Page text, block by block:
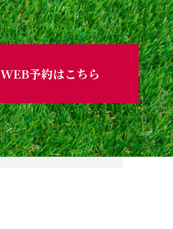
WEB予約はこちら